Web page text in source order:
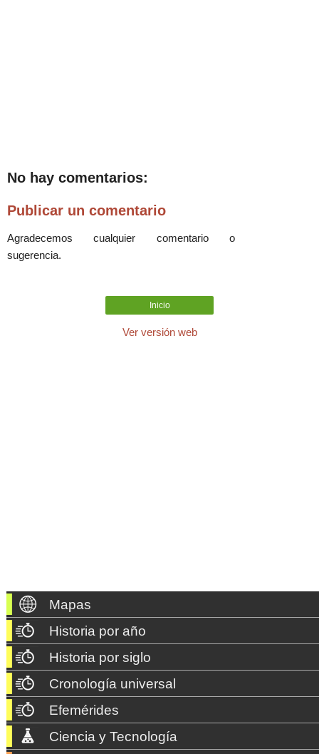
No hay comentarios:
Publicar un comentario
Agradecemos cualquier comentario o
sugerencia.
Inicio
Ver versión web
Mapas
Historia por año
Historia por siglo
Cronología universal
Efemérides
Ciencia y Tecnología